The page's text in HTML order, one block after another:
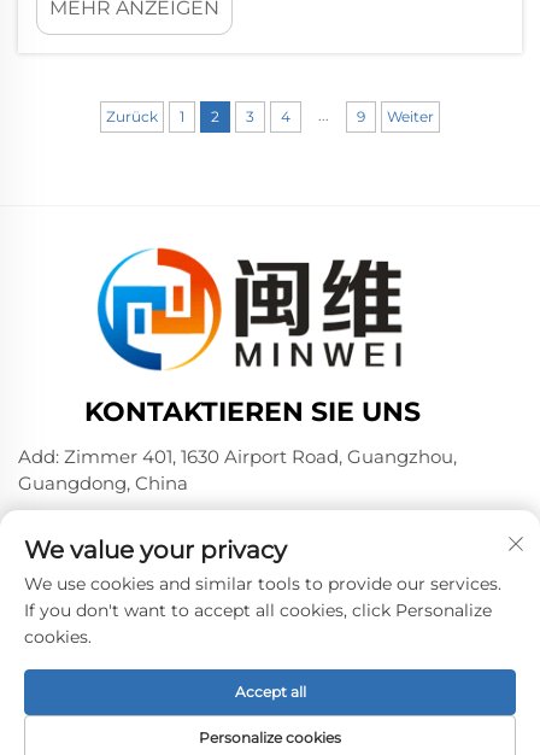
Abziehhaftung und kohäsive Integrität. Drei
wechselseitig abhängige Eigenschaften
Polyvinylalkohol-(PVA-)Klebstoffen bei
Etikettierungsanwendungen: ...
MEHR ANZEIGEN
Zurück 1 2 3 4 ... 9 Weiter
KONTAKTIEREN SIE UNS
Add: Zimmer 401, 1630 Airport Road, Guangzhou,
Guangdong, China
Telefon/Wechat/WhatsAPP:
+86 15180199394 +86 18475997413
E-Mail:[email protected]
Urheberrecht © 2024 Guangzhou Minwei PVA Sales Co.,
Ltd. -Datenschutzrichtlinie
We value your privacy
We use cookies and similar tools to provide our services.
If you don't want to accept all cookies, click Personalize
cookies.
Personalize cookies
Accept all